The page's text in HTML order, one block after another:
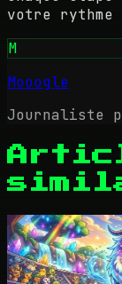
votre rythme
M
Mooogle
Journaliste